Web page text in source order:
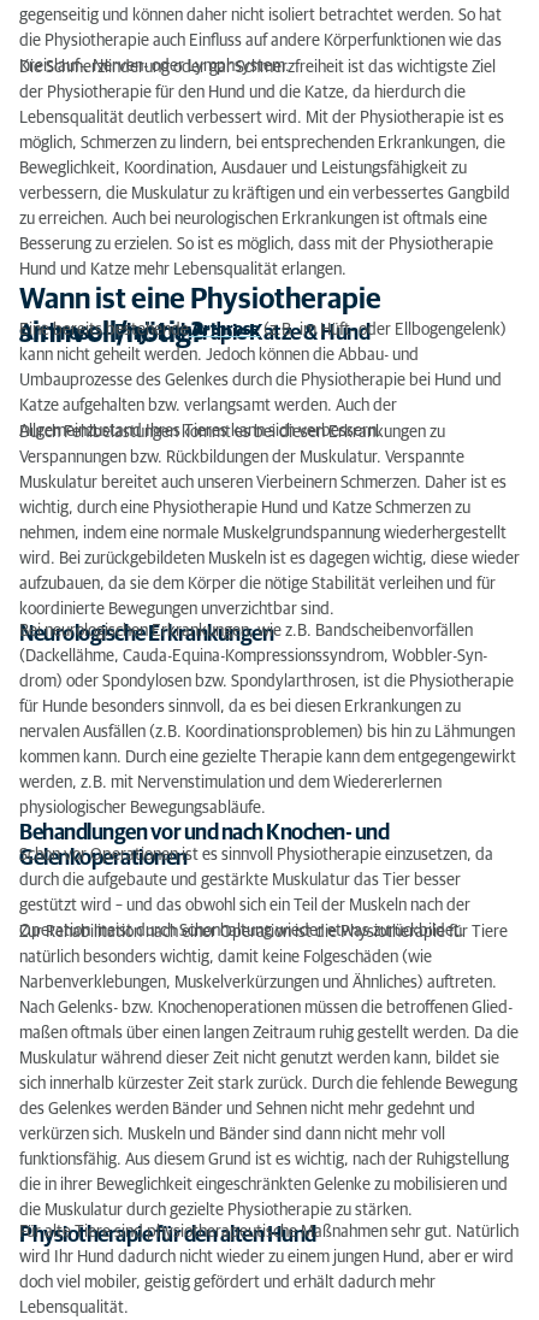
gegenseitig und können daher nicht isoliert betrachtet werden. So hat
die Physiotherapie auch Einfluss auf andere Körperfunktionen wie das
Kreislauf-, Nerven- oder Lymphsystem.
Die Schmerzlinderung oder gar Schmerzfreiheit ist das wichtigste Ziel
der Physiotherapie für den Hund und die Katze, da hierdurch die
Lebens­qualität deutlich verbessert wird. Mit der Physiotherapie ist es
möglich, Schmerzen zu lindern, bei entsprechen­den Erkrankungen, die
Beweglichkeit, Koordination, Ausdauer und Leistungsfähigkeit zu
verbessern, die Muskulatur zu kräftigen und ein verbessertes Gangbild
zu er­reichen. Auch bei neurologischen Erkrankungen ist oftmals eine
Besserung zu er­zielen. So ist es möglich, dass mit der Physiotherapie
Hund und Katze mehr Lebensqualität erlangen.
Wann ist eine Physiotherapie
sinnvoll/nötig?
Arthrose – Physiotherapie Katze & Hund
Eine bereits bestehendeArthrose(z.B. im Hüft- oder Ellbogengelenk)
kann nicht geheilt werden. Jedoch können die Ab­bau- und
Umbauprozesse des Gelenkes durch die Physiotherapie bei Hund und
Katze aufgehalten bzw. verlangsamt werden. Auch der
Allgemeinzustand Ihres Tieres kann sich verbessern.
Durch Fehlbelastungen kommt es bei diesen Erkrankungen zu
Verspannun­gen bzw. Rückbildungen der Muskulatur. Verspannte
Muskulatur bereitet auch unseren Vierbeinern Schmerzen. Daher ist es
wichtig, durch eine Physiotherapie Hund und Katze Schmerzen zu
nehmen, indem eine normale Muskelgrundspannung wieder­hergestellt
wird. Bei zurückgebildeten Muskeln ist es dagegen wichtig, diese wieder
aufzu­bauen, da sie dem Körper die nötige Stabilität verleihen und für
koordinierte Bewegungen unverzichtbar sind.
Neurologische Erkrankungen
Bei neurologischen Erkrankungen, wie z.B. Bandscheibenvorfällen
(Dackellähme, Cauda-Equina-Kompressionssyndrom, Wobbler-Syn­
drom) oder Spondylosen bzw. Spondylarthrosen, ist die Physiotherapie
für Hunde besonders sinnvoll, da es bei diesen Erkrankungen zu
nervalen Ausfällen (z.B. Koor­dinations­problemen) bis hin zu Lähmungen
kommen kann. Durch eine gezielte Therapie kann dem entgegengewirkt
werden, z.B. mit Nervenstimulation und dem Wiedererlernen
physiologischer Bewegungsabläufe.
Behandlungen vor und nach Knochen- und
Gelenkoperationen
Schon vor Operationen ist es sinnvoll Physiotherapie einzusetzen, da
durch die aufgebaute und gestärkte Muskulatur das Tier besser
gestützt wird – und das obwohl sich ein Teil der Muskeln nach der
Operation meist durch Schonhaltung wieder etwas zurückbildet.
Zur Rehabilitation nach einer Operation ist die Physiotherapie für Tiere
natürlich be­sonders wichtig, damit keine Folgeschäden (wie
Narbenverklebungen, Muskelverkürzungen und Ähnliches) auftreten.
Nach Gelenks- bzw. Knochenoperationen müssen die betroffenen Glied­
maßen oftmals über einen langen Zeitraum ruhig gestellt werden. Da die
Muskulatur während dieser Zeit nicht genutzt werden kann, bildet sie
sich innerhalb kürzester Zeit stark zurück. Durch die fehlende Bewegung
des Ge­lenkes werden Bänder und Sehnen nicht mehr gedehnt und
verkürzen sich. Muskeln und Bänder sind dann nicht mehr voll
funktionsfähig. Aus diesem Grund ist es wichtig, nach der Ruhigstellung
die in ihrer Beweglichkeit ein­geschränkten Gelenke zu mobilisieren und
die Muskulatur durch gezielte Physiotherapie zu stärken.
Physiotherapie für den alten Hund
Für alte Tiere sind physiotherapeutische Maßnahmen sehr gut. Natürlich
wird Ihr Hund dadurch nicht wieder zu einem jungen Hund, aber er wird
doch viel mobiler, geistig gefördert und erhält dadurch mehr
Lebensqualität.